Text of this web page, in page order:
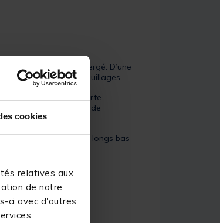
cookies
relatives aux
de notre
ci avec d'autres
une fois immergé. D’une
ou zones à coquillages.
sa discrétion et sa forte
Sa vaste gamme de
la réalisation de très longs bas